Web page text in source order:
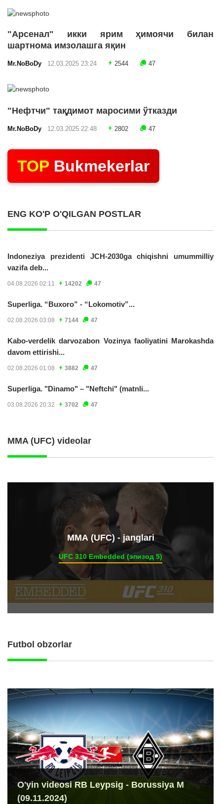
"Арсенал" икки ярим ҳимоячи билан
шартнома имзолашга яқин
Mr.NoBoDy 12.03.2025 23:24 2544 47
"Нефтчи" тақдимот маросими ўтказди
Mr.NoBoDy 12.03.2025 22:48 2802 47
TOP Bukmekerlar
ENG KO'P O'QILGAN POSTLAR
Indoneziya prezidenti JCH-2030ga chiqishni umummilliy
vazifa deb...
04.08.2026 02:11 14202 47
Superliga. “Buxoro” - “Lokomotiv”...
02.08.2026 03:08 7144 47
Kabo-verdelik darvozabon Vozinya faoliyatini Marokashda
davom ettirishi...
02.08.2026 01:08 3882 47
Superliga. "Dinamo" – "Neftchi" (matnli...
03.08.2026 20:32 3702 47
MMA (UFC) videolar
ММА (UFC) - janglari
UFC 310 Embedded (эпизод 5)
Futbol obzorlar
O'yin videosi RB Leypsig - Borussiya M
(09.11.2024)